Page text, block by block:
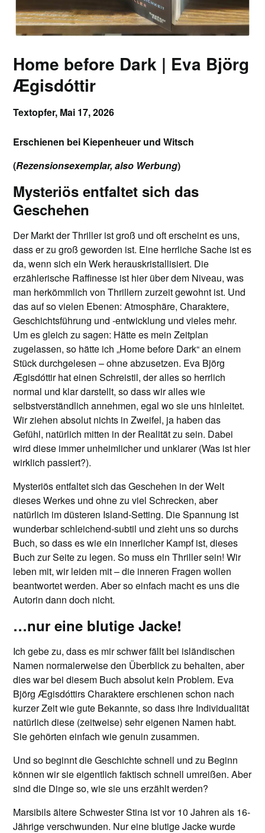
Home before Dark | Eva Björg
Ægisdóttir
Textopfer, Mai 17, 2026
Erschienen bei Kiepenheuer und Witsch
(Rezensionsexemplar, also Werbung)
Mysteriös entfaltet sich das
Geschehen
Der Markt der Thriller ist groß und oft erscheint es uns,
dass er zu groß geworden ist. Eine herrliche Sache ist es
da, wenn sich ein Werk herauskristallisiert. Die
erzählerische Raffinesse ist hier über dem Niveau, was
man herkömmlich von Thrillern zurzeit gewohnt ist. Und
das auf so vielen Ebenen: Atmosphäre, Charaktere,
Geschichtsführung und -entwicklung und vieles mehr.
Um es gleich zu sagen: Hätte es mein Zeitplan
zugelassen, so hätte ich „Home before Dark“ an einem
Stück durchgelesen – ohne abzusetzen. Eva Björg
Ægisdóttir hat einen Schreistil, der alles so herrlich
normal und klar darstellt, so dass wir alles wie
selbstverständlich annehmen, egal wo sie uns hinleitet.
Wir ziehen absolut nichts in Zweifel, ja haben das
Gefühl, natürlich mitten in der Realität zu sein. Dabei
wird diese immer unheimlicher und unklarer (Was ist hier
wirklich passiert?).
Mysteriös entfaltet sich das Geschehen in der Welt
dieses Werkes und ohne zu viel Schrecken, aber
natürlich im düsteren Island-Setting. Die Spannung ist
wunderbar schleichend-subtil und zieht uns so durchs
Buch, so dass es wie ein innerlicher Kampf ist, dieses
Buch zur Seite zu legen. So muss ein Thriller sein! Wir
leben mit, wir leiden mit – die inneren Fragen wollen
beantwortet werden. Aber so einfach macht es uns die
Autorin dann doch nicht.
…nur eine blutige Jacke!
Ich gebe zu, dass es mir schwer fällt bei isländischen
Namen normalerweise den Überblick zu behalten, aber
dies war bei diesem Buch absolut kein Problem. Eva
Björg Ægisdóttirs Charaktere erschienen schon nach
kurzer Zeit wie gute Bekannte, so dass ihre Individualität
natürlich diese (zeitweise) sehr eigenen Namen habt.
Sie gehörten einfach wie genuin zusammen.
Und so beginnt die Geschichte schnell und zu Beginn
können wir sie eigentlich faktisch schnell umreißen. Aber
sind die Dinge so, wie sie uns erzählt werden?
Marsibils ältere Schwester Stina ist vor 10 Jahren als 16-
Jährige verschwunden. Nur eine blutige Jacke wurde